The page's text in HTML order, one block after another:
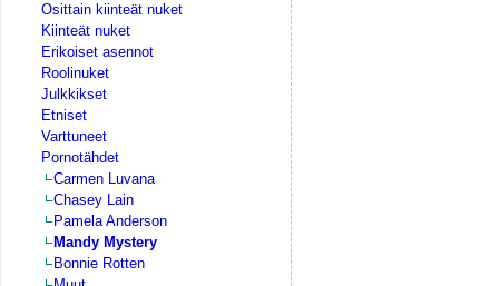
Osittain kiinteät nuket
Kiinteät nuket
Erikoiset asennot
Roolinuket
Julkkikset
Etniset
Varttuneet
Pornotähdet
Carmen Luvana
Chasey Lain
Pamela Anderson
Mandy Mystery
Bonnie Rotten